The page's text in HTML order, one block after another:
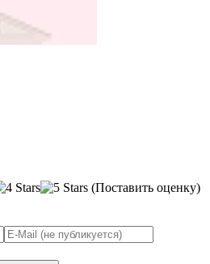
(Поставить оценку)